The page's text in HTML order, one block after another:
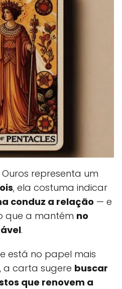
representa um
, ela costuma indicar
conduz a relação — e
que a mantém no
.
está no papel mais
a carta sugere buscar
que renovem a